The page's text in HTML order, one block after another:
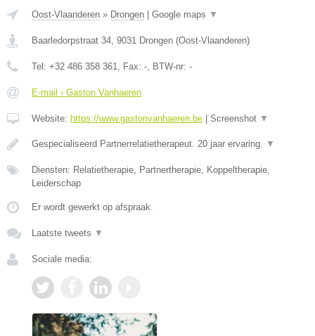
Oost-Vlaanderen » Drongen Google maps ▼
Baarledorpstraat 34, 9031 Drongen (Oost-Vlaanderen)
Tel: +32 486 358 361, Fax: -, BTW-nr: -
E-mail › Gaston Vanhaeren
Website: https://www.gastonvanhaeren.be Screenshot ▼
Gespecialiseerd Partnerrelatietherapeut. 20 jaar ervaring. ▼
Diensten: Relatietherapie, Partnertherapie, Koppeltherapie,
Leiderschap
Er wordt gewerkt op afspraak.
Laatste tweets ▼
Sociale media: